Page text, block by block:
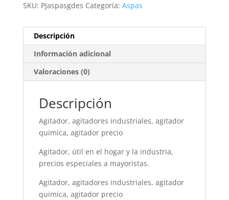
SKU: PJaspasgdes Categoría: Aspas
Descripción
Información adicional
Valoraciones (0)
Descripción
Agitador, agitadores industriales, agitador
quimica, agitador precio
Agitador, útil en el hogar y la industria,
precios especiales a mayoristas.
Agitador, agitadores industriales, agitador
quimica, agitador precio